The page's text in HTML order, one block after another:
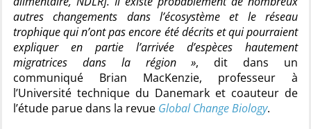
autres changements dans l’écosystème et le réseau
trophique qui n’ont pas encore été décrits et qui pourraient
expliquer en partie l’arrivée d’espèces hautement
migratrices dans la région », dit dans un
communiqué Brian MacKenzie, professeur à
l’Université technique du Danemark et coauteur de
l’étude parue dans la revue Global Change Biology.